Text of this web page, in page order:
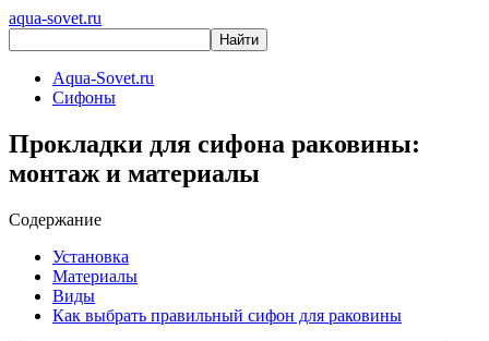
aqua-sovet.ru
Aqua-Sovet.ru
Сифоны
Прокладки для сифона раковины:
монтаж и материалы
Содержание
Установка
Материалы
Виды
Как выбрать правильный сифон для раковины